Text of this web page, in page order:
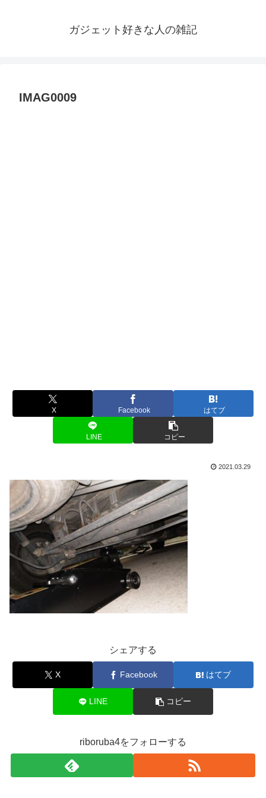
ガジェット好きな人の雑記
IMAG0009
X Facebook はてブ
LINE コピー
2021.03.29
シェアする
X Facebook はてブ
LINE コピー
riboruba4をフォローする